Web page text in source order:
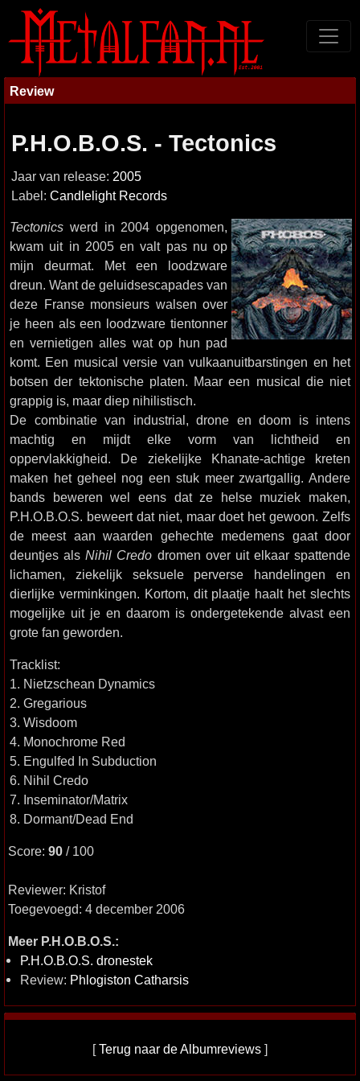
Review
P.H.O.B.O.S. - Tectonics
Jaar van release: 2005
Label: Candlelight Records
Tectonics werd in 2004 opgenomen,
kwam uit in 2005 en valt pas nu op
mijn deurmat. Met een loodzware
dreun. Want de geluidsescapades van
deze Franse monsieurs walsen over
je heen als een loodzware tientonner
en vernietigen alles wat op hun pad
komt. Een musical versie van vulkaanuitbarstingen en het
botsen der tektonische platen. Maar een musical die niet
grappig is, maar diep nihilistisch.
De combinatie van industrial, drone en doom is intens
machtig en mijdt elke vorm van lichtheid en
oppervlakkigheid. De ziekelijke Khanate-achtige kreten
maken het geheel nog een stuk meer zwartgallig. Andere
bands beweren wel eens dat ze helse muziek maken,
P.H.O.B.O.S. beweert dat niet, maar doet het gewoon. Zelfs
de meest aan waarden gehechte medemens gaat door
deuntjes alsNihil Credo dromen over uit elkaar spattende
lichamen, ziekelijk seksuele perverse handelingen en
dierlijke verminkingen. Kortom, dit plaatje haalt het slechts
mogelijke uit je en daarom is ondergetekende alvast een
grote fan geworden.
Tracklist:
1. Nietzschean Dynamics
2. Gregarious
3. Wisdoom
4. Monochrome Red
5. Engulfed In Subduction
6. Nihil Credo
7. Inseminator/Matrix
8. Dormant/Dead End
Score: 90 / 100
Reviewer: Kristof
Toegevoegd: 4 december 2006
Meer P.H.O.B.O.S.:
P.H.O.B.O.S. dronestek
Review: Phlogiston Catharsis
[Terug naar de Albumreviews ]